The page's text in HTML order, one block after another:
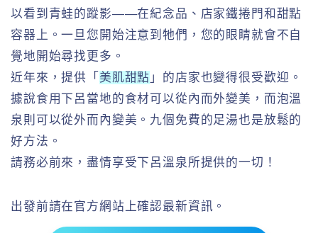
以看到青蛙的蹤影——在紀念品、店家鐵捲門和甜點
容器上。一旦您開始注意到牠們，您的眼睛就會不自
覺地開始尋找更多。
近年來，提供「 美肌甜點 」的店家也變得很受歡迎。
據說食用下呂當地的食材可以從內而外變美，而泡溫
泉則可以從外而內變美。九個免費的足湯也是放鬆的
好方法。
請務必前來，盡情享受下呂溫泉所提供的一切！
出發前請在官方網站上確認最新資訊。